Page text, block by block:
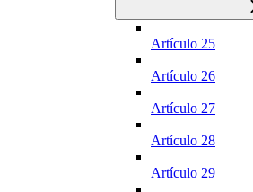
Artículo 25
Artículo 26
Artículo 27
Artículo 28
Artículo 29